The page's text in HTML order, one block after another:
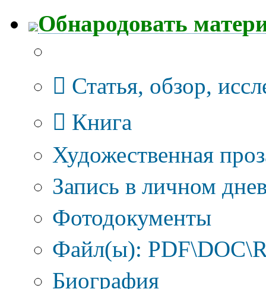
Обнародовать
Статья, обзор,
Книга
Художественная
Запись в личном
Фотодокументы
Файл(ы):
Биография